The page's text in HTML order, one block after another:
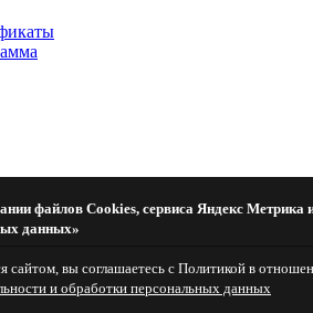
файлов Cookies, сервиса Яндекс
данных»
сайтом, вы соглашаетесь с Политикой в
и обработки персональных данных